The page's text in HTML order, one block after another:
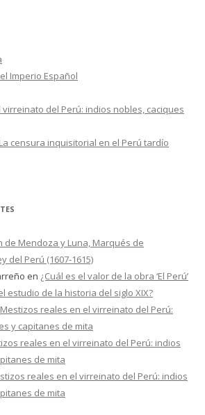
Imperio Español
del Perú: indios nobles, caciques
censura inquisitorial en el Perú tardío
de Mendoza y Luna, Marqués de
del Perú (1607-1615)
en ¿Cuál es el valor de la obra ‘El Perú’
estudio de la historia del siglo XIX?
Mestizos reales en el virreinato del Perú:
y capitanes de mita
reales en el virreinato del Perú: indios
de mita
reales en el virreinato del Perú: indios
de mita